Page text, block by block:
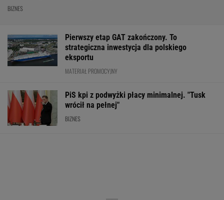
BIZNES
Pierwszy etap GAT zakończony. To
strategiczna inwestycja dla polskiego
eksportu
MATERIAŁ PROMOCYJNY
PiS kpi z podwyżki płacy minimalnej. "Tusk
wrócił na pełnej"
BIZNES